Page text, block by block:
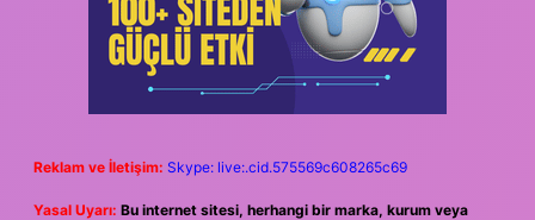
Reklam ve İletişim: Skype: live:.cid.575569c608265c69
Yasal Uyarı: Bu internet sitesi, herhangi bir marka, kurum veya